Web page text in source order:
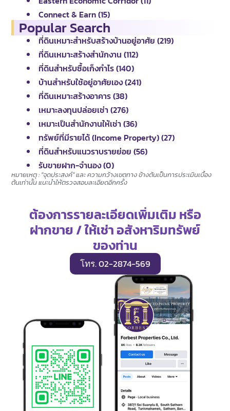
Connect & Earn (15)
Popular Search
ที่ดินเหมาะสำหรับสร้างบ้านอยู่อาศัย (219)
ที่ดินเหมาะสร้างสำนักงาน (112)
ที่ดินสำหรับซื้อเก็งกำไร (140)
บ้านสำหรับใช้อยู่อาศัยเอง (241)
ที่ดินเหมาะสร้างอาคาร (38)
เหมาะลงทุนปล่อยเช่า (276)
เหมาะเป็นสำนักงานให้เช่า (36)
ทรัพย์ที่มีรายได้ (Income Property) (27)
ที่ดินสำหรับแนวราบรายย่อย (56)
รับขายฝาก-จำนอง (0)
หมายเหตุ : "จุดประสงค์" และ ความกว้างเขตทาง ข้างต้นเป็นการประเมินเบื้อง
ต้นเท่านั้น แนะนำให้ตรวจสอบละเอียดอีกครั้ง
ต้องการรายละเอียดเพิ่มเติม หรือ
ฝากขาย / ให้เช่า อสังหาริมทรัพย์
ของท่าน
โทร. 02-2874-569